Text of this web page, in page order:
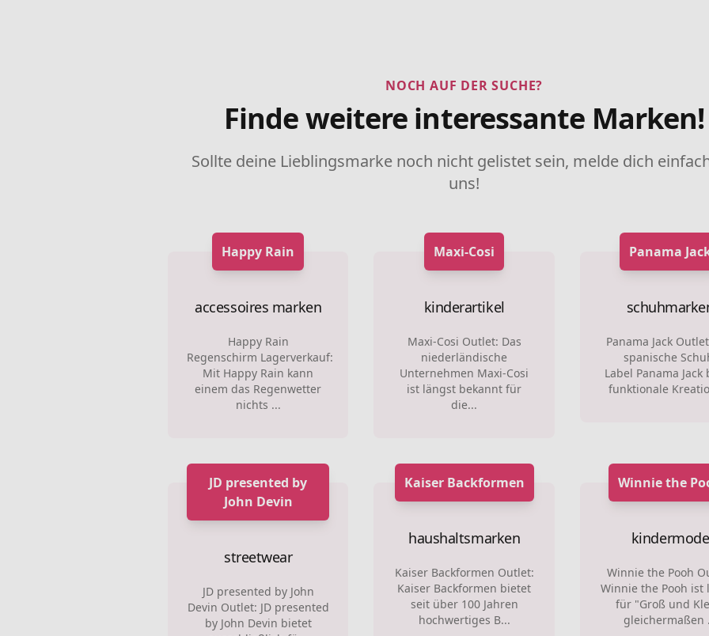
NOCH AUF DER SUCHE?
Finde weitere interessante Marken!
Sollte deine Lieblingsmarke noch nicht gelistet sein, melde dich
uns!
Happy Rain
accessoires marken
Happy Rain
Regenschirm Lagerverkauf:
Mit Happy Rain kann
einem das Regenwetter
nichts ...
Maxi-Cosi
kinderartikel
Maxi-Cosi Outlet: Das
niederländische
Unternehmen Maxi-Cosi
ist längst bekannt für
die...
Panama
Panama Jack
spanische
Label Panama Jack
funktionale
JD presented by
John Devin
streetwear
JD presented by John
Devin Outlet: JD presented
by John Devin bietet
Kaiser Backformen
haushaltsmarken
Kaiser Backformen Outlet:
Kaiser Backformen bietet
seit über 100 Jahren
hochwertiges B...
Winnie the
kindermode
Winnie the Pooh
Winnie the Pooh ist
für "Groß und
gleichermaßen